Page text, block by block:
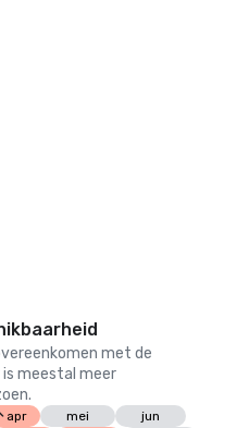
met de
is meestal meer
apr mei
jun